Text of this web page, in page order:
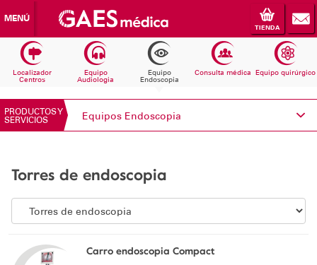
MENÚ
TIENDA
Localizador
Centros
Equipo
Audiologia
Equipo
Endoscopia
Consulta médica Equipo quirúrgico
PRODUCTOS Y
SERVICIOS
Equipos Endoscopia
Equipos Audiología
Equipos Endoscopia
Equipos Consulta médica
Torres de endoscopia
Carro endoscopia Compact